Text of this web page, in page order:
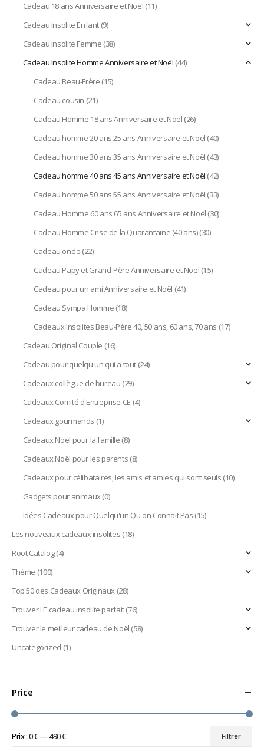
Cadeau 18 ans Anniversaire et Noël(11)
Cadeau Insolite Enfant(9)
Cadeau Insolite Femme(38)
Cadeau Insolite Homme Anniversaire et Noël(44)
Cadeau Beau-Frère(15)
Cadeau cousin (21)
Cadeau Homme 18 ans Anniversaire et Noël(26)
Cadeau homme 20 ans 25 ans Anniversaire et Noël(40)
Cadeau homme 30 ans 35 ans Anniversaire et Noël(43)
Cadeau homme 40 ans 45 ans Anniversaire et Noël(42)
Cadeau homme 50 ans 55 ans Anniversaire et Noël(33)
Cadeau Homme 60 ans 65 ans Anniversaire et Noël(30)
Cadeau Homme Crise de la Quarantaine (40 ans)(30)
Cadeau oncle(22)
Cadeau Papy et Grand-Père Anniversaire et Noël(15)
Cadeau pour un ami Anniversaire et Noël (41)
Cadeau Sympa Homme(18)
Cadeaux Insolites Beau-Père 40, 50 ans, 60 ans, 70 ans (17)
Cadeau Original Couple (16)
Cadeau pour quelqu'un qui a tout(24)
Cadeaux collègue de bureau(29)
Cadeaux Comité d'Entreprise CE (4)
Cadeaux gourmands (1)
Cadeaux Noel pour la famille(8)
Cadeaux Noël pour les parents(8)
Cadeaux pour célibataires, les amis et amies qui sont seuls(10)
Gadgets pour animaux(0)
Idées Cadeaux pour Quelqu'un Qu'on Connait Pas(15)
Les nouveaux cadeaux insolites(18)
Root Catalog(4)
Thème (100)
Top 50 des Cadeaux Originaux(28)
Trouver LE cadeau insolite parfait(76)
Trouver le meilleur cadeau de Noël(58)
Uncategorized (1)
Price
Filtrer
Prix :0 €— 490 €